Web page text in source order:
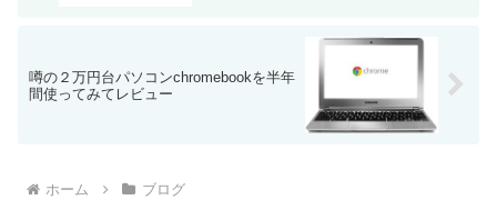
噂の２万円台パソコンchromebookを半年
間使ってみてレビュー
ホーム ブログ